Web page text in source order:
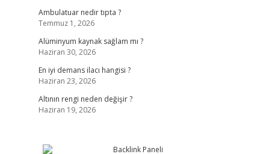
Ambulatuar nedir tıpta ?
Temmuz 1, 2026
Alüminyum kaynak sağlam mı ?
Haziran 30, 2026
En iyi demans ilacı hangisi ?
Haziran 23, 2026
Altının rengi neden değişir ?
Haziran 19, 2026